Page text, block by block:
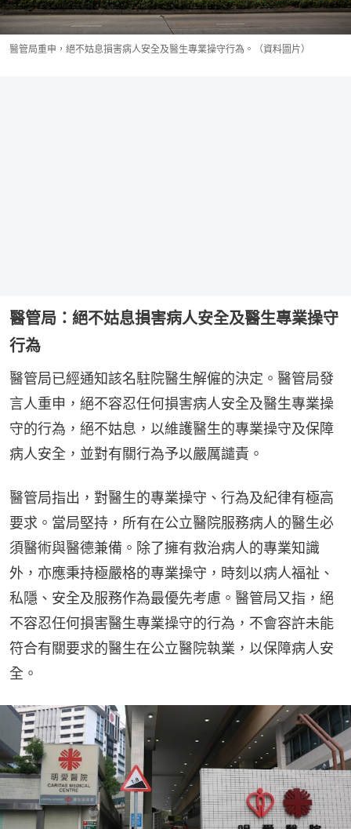
醫管局重申，絕不姑息損害病人安全及醫生專業操守行為。（資料圖片）
醫管局：絕不姑息損害病人安全及醫生專業操守
行為
醫管局已經通知該名駐院醫生解僱的決定。醫管局發
言人重申，絕不容忍任何損害病人安全及醫生專業操
守的行為，絕不姑息，以維護醫生的專業操守及保障
病人安全，並對有關行為予以嚴厲譴責。
醫管局指出，對醫生的專業操守、行為及紀律有極高
要求。當局堅持，所有在公立醫院服務病人的醫生必
須醫術與醫德兼備。除了擁有救治病人的專業知識
外，亦應秉持極嚴格的專業操守，時刻以病人福祉、
私隱、安全及服務作為最優先考慮。醫管局又指，絕
不容忍任何損害醫生專業操守的行為，不會容許未能
符合有關要求的醫生在公立醫院執業，以保障病人安
全。